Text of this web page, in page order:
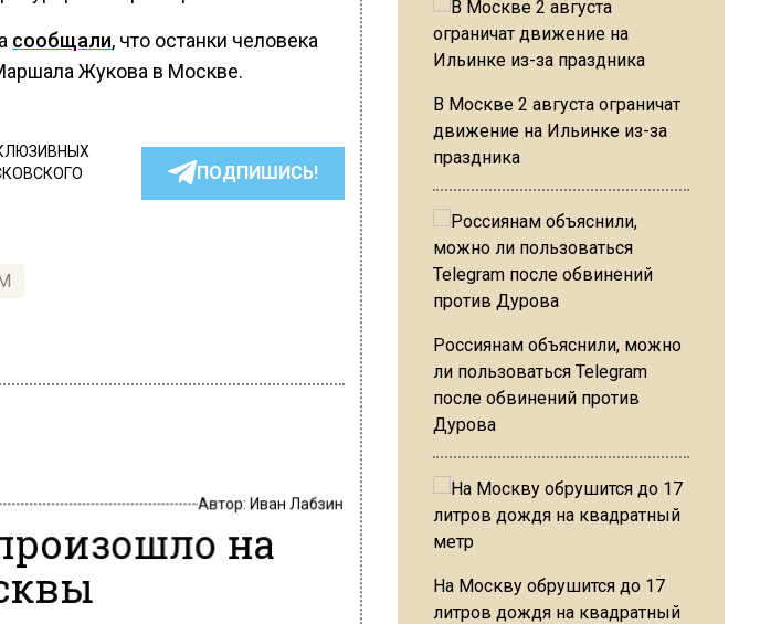
сообщали, что останки человека
Жукова в Москве.
ПОДПИШИСЬ!
Автор:Иван Лабзин
на
В Москве 2 августа ограничат
движение на Ильинке из-за
праздника
Россиянам объяснили, можно
ли пользоваться Telegram
после обвинений против
Дурова
На Москву обрушится до 17
литров дождя на квадратный